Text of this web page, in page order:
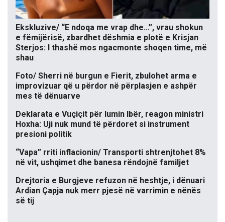
Ekskluzive/ “E ndoqa me vrap dhe…”, vrau shokun
e fëmijërisë, zbardhet dëshmia e plotë e Krisjan
Sterjos: I thashë mos ngacmonte shoqen time, më
shau
Foto/ Sherri në burgun e Fierit, zbulohet arma e
improvizuar që u përdor në përplasjen e ashpër
mes të dënuarve
Deklarata e Vuçiçit për lumin Ibër, reagon ministri
Hoxha: Uji nuk mund të përdoret si instrument
presioni politik
“Vapa” rriti inflacionin/ Transporti shtrenjtohet 8%
në vit, ushqimet dhe banesa rëndojnë familjet
Drejtoria e Burgjeve refuzon në heshtje, i dënuari
Ardian Çapja nuk merr pjesë në varrimin e nënës
së tij